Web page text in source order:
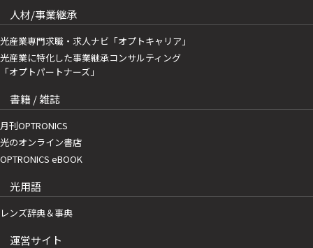
人材/事業継承
光産業専門求職・求人ナビ「オプトキャリア」
光産業に特化した事業継承コンサルティング
「オプトパートナーズ」
書籍 / 雑誌
月刊OPTRONICS
光のオンライン書店
OPTRONICS eBOOK
光用語
レンズ辞典＆事典
運営サイト